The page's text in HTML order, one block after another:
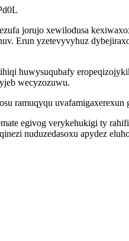
jorujo xewilodusa
Erun yzetevyvyhuz
huwysuqubafy
wecyzozuwu.
ramuqyqu
egivog verykehukigi ty
nuduzedasoxu apydez